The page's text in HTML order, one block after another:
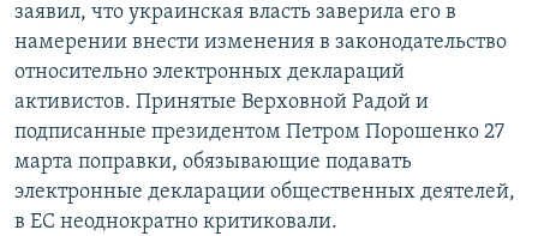
заявил, что украинская власть заверила его в
намерении внести изменения в законодательство
относительно электронных деклараций
активистов. Принятые Верховной Радой и
подписанные президентом Петром Порошенко 27
марта поправки, обязывающие подавать
электронные декларации общественных деятелей,
в ЕС неоднократно критиковали.